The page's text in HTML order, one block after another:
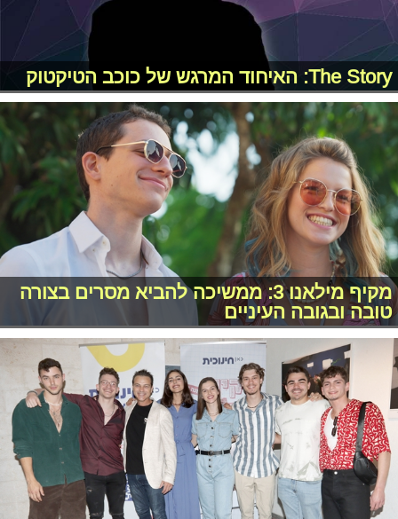
The Story: האיחוד המרגש של כוכב הטיקטוק
מקיף מילאנו 3: ממשיכה להביא מסרים בצורה
טובה ובגובה העיניים